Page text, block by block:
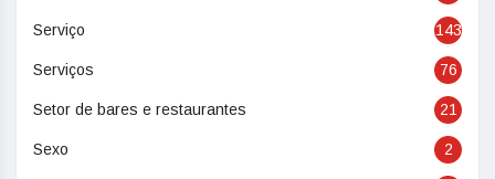
Serviço 143
Serviços 76
Setor de bares e restaurantes 21
Sexo 2